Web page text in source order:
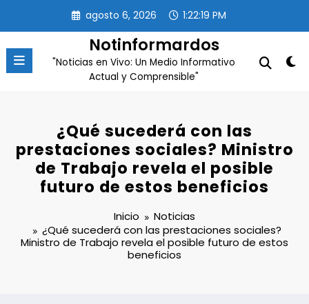
contenido
agosto 6, 2026 1:22:20 PM
Notinformardos
"Noticias en Vivo: Un Medio Informativo
Actual y Comprensible"
¿Qué sucederá con las
prestaciones sociales? Ministro
de Trabajo revela el posible
futuro de estos beneficios
Inicio
Noticias
¿Qué sucederá con las prestaciones sociales?
Ministro de Trabajo revela el posible futuro de estos
beneficios